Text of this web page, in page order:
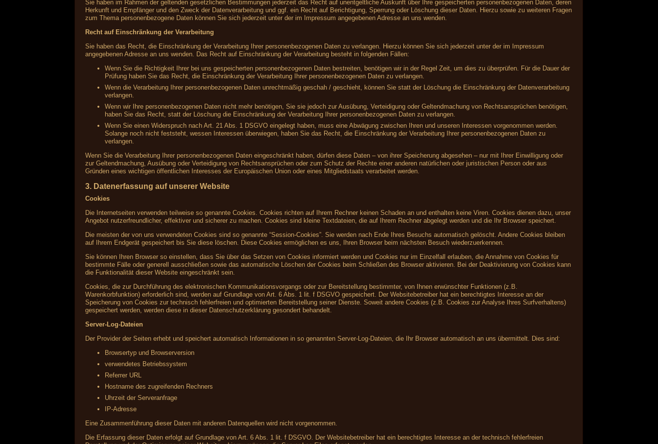
Sie haben im Rahmen der geltenden gesetzlichen Bestimmungen jederzeit das Recht auf unentgeltliche Auskunft über Ihre gespeicherten personenbezogenen Daten, deren
Herkunft und Empfänger und den Zweck der Datenverarbeitung und ggf. ein Recht auf Berichtigung, Sperrung oder Löschung dieser Daten. Hierzu sowie zu weiteren Fragen
zum Thema personenbezogene Daten können Sie sich jederzeit unter der im Impressum angegebenen Adresse an uns wenden.
Recht auf Einschränkung der Verarbeitung
Sie haben das Recht, die Einschränkung der Verarbeitung Ihrer personenbezogenen Daten zu verlangen. Hierzu können Sie sich jederzeit unter der im Impressum
angegebenen Adresse an uns wenden. Das Recht auf Einschränkung der Verarbeitung besteht in folgenden Fällen:
Wenn Sie die Richtigkeit Ihrer bei uns gespeicherten personenbezogenen Daten bestreiten, benötigen wir in der Regel Zeit, um dies zu überprüfen. Für die Dauer der
Prüfung haben Sie das Recht, die Einschränkung der Verarbeitung Ihrer personenbezogenen Daten zu verlangen.
Wenn die Verarbeitung Ihrer personenbezogenen Daten unrechtmäßig geschah / geschieht, können Sie statt der Löschung die Einschränkung der Datenverarbeitung
verlangen.
Wenn wir Ihre personenbezogenen Daten nicht mehr benötigen, Sie sie jedoch zur Ausübung, Verteidigung oder Geltendmachung von Rechtsansprüchen benötigen,
haben Sie das Recht, statt der Löschung die Einschränkung der Verarbeitung Ihrer personenbezogenen Daten zu verlangen.
Wenn Sie einen Widerspruch nach Art. 21 Abs. 1 DSGVO eingelegt haben, muss eine Abwägung zwischen Ihren und unseren Interessen vorgenommen werden.
Solange noch nicht feststeht, wessen Interessen überwiegen, haben Sie das Recht, die Einschränkung der Verarbeitung Ihrer personenbezogenen Daten zu
verlangen.
Wenn Sie die Verarbeitung Ihrer personenbezogenen Daten eingeschränkt haben, dürfen diese Daten – von ihrer Speicherung abgesehen – nur mit Ihrer Einwilligung oder
zur Geltendmachung, Ausübung oder Verteidigung von Rechtsansprüchen oder zum Schutz der Rechte einer anderen natürlichen oder juristischen Person oder aus
Gründen eines wichtigen öffentlichen Interesses der Europäischen Union oder eines Mitgliedstaats verarbeitet werden.
3. Datenerfassung auf unserer Website
Cookies
Die Internetseiten verwenden teilweise so genannte Cookies. Cookies richten auf Ihrem Rechner keinen Schaden an und enthalten keine Viren. Cookies dienen dazu, unser
Angebot nutzerfreundlicher, effektiver und sicherer zu machen. Cookies sind kleine Textdateien, die auf Ihrem Rechner abgelegt werden und die Ihr Browser speichert.
Die meisten der von uns verwendeten Cookies sind so genannte “Session-Cookies”. Sie werden nach Ende Ihres Besuchs automatisch gelöscht. Andere Cookies bleiben
auf Ihrem Endgerät gespeichert bis Sie diese löschen. Diese Cookies ermöglichen es uns, Ihren Browser beim nächsten Besuch wiederzuerkennen.
Sie können Ihren Browser so einstellen, dass Sie über das Setzen von Cookies informiert werden und Cookies nur im Einzelfall erlauben, die Annahme von Cookies für
bestimmte Fälle oder generell ausschließen sowie das automatische Löschen der Cookies beim Schließen des Browser aktivieren. Bei der Deaktivierung von Cookies kann
die Funktionalität dieser Website eingeschränkt sein.
Cookies, die zur Durchführung des elektronischen Kommunikationsvorgangs oder zur Bereitstellung bestimmter, von Ihnen erwünschter Funktionen (z.B.
Warenkorbfunktion) erforderlich sind, werden auf Grundlage von Art. 6 Abs. 1 lit. f DSGVO gespeichert. Der Websitebetreiber hat ein berechtigtes Interesse an der
Speicherung von Cookies zur technisch fehlerfreien und optimierten Bereitstellung seiner Dienste. Soweit andere Cookies (z.B. Cookies zur Analyse Ihres Surfverhaltens)
gespeichert werden, werden diese in dieser Datenschutzerklärung gesondert behandelt.
Server-Log-Dateien
Der Provider der Seiten erhebt und speichert automatisch Informationen in so genannten Server-Log-Dateien, die Ihr Browser automatisch an uns übermittelt. Dies sind:
Browsertyp und Browserversion
verwendetes Betriebssystem
Referrer URL
Hostname des zugreifenden Rechners
Uhrzeit der Serveranfrage
IP-Adresse
Eine Zusammenführung dieser Daten mit anderen Datenquellen wird nicht vorgenommen.
Die Erfassung dieser Daten erfolgt auf Grundlage von Art. 6 Abs. 1 lit. f DSGVO. Der Websitebetreiber hat ein berechtigtes Interesse an der technisch fehlerfreien